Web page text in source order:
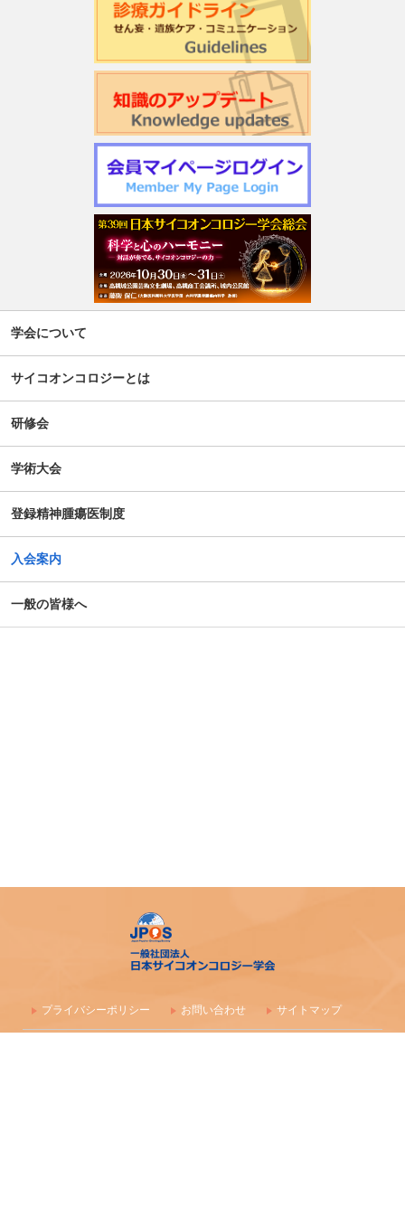
学会について
サイコオンコロジーとは
研修会
学術大会
登録精神腫瘍医制度
入会案内
一般の皆様へ
プライバシーポリシー お問い合わせ サイトマップ